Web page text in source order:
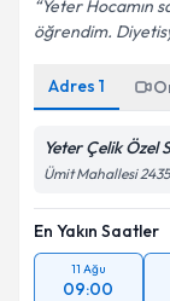
Yeter Hocamın
öğrendim.
Adres 1
Yeter Çelik Özel
Ümit Mahallesi
En Yakın Saatler
11 Ağu
09:00